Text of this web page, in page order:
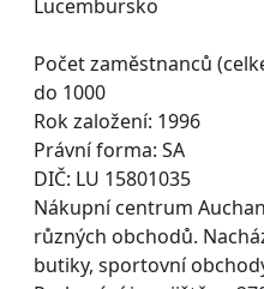
Lucembursko
Počet zaměstnanců
do 1000
Rok založení: 1996
Právní forma: SA
DIČ: LU 15801035
Nákupní centrum
různých obchodů.
butiky, sportovní